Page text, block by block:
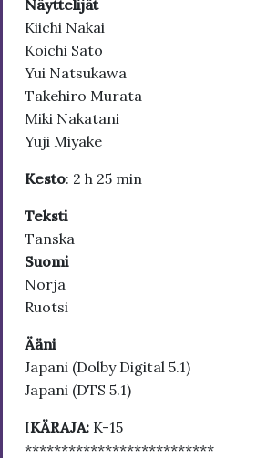
Näyttelijät
Kiichi Nakai
Koichi Sato
Yui Natsukawa
Takehiro Murata
Miki Nakatani
Yuji Miyake
Kesto: 2 h 25 min
Teksti
Tanska
Suomi
Norja
Ruotsi
Ääni
Japani (Dolby Digital 5.1)
Japani (DTS 5.1)
IKÄRAJA: K-15
**************************